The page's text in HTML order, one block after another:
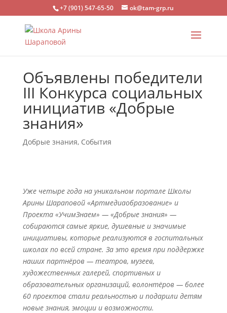
+7 (901) 547-65-50 ok@tam-grp.ru
Объявлены победители
III Конкурса социальных
инициатив «Добрые
знания»
Добрые знания, События
Уже четыре года на уникальном портале Школы
Арины Шараповой «Артмедиаобразование» и
Проекта «УчимЗнаем» — «Добрые знания» —
собираются самые яркие, душевные и значимые
инициативы, которые реализуются в госпитальных
школах по всей стране. За это время при поддержке
наших партнёров — театров, музеев,
художественных галерей, спортивных и
образовательных организаций, волонтёров — более
60 проектов стали реальностью и подарили детям
новые знания, эмоции и возможности.